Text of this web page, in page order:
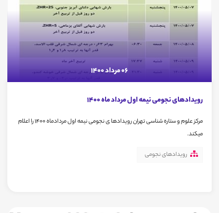
06 مرداد 1400
رویدادهای نجومی نیمه اول مرداد ماه 1400
مرکز علوم و ستاره شناسی تهران رویدادها ی نجومی نیمه اول مردادماه 1400 را اعلام
میکند.
رویدادهای نجومی